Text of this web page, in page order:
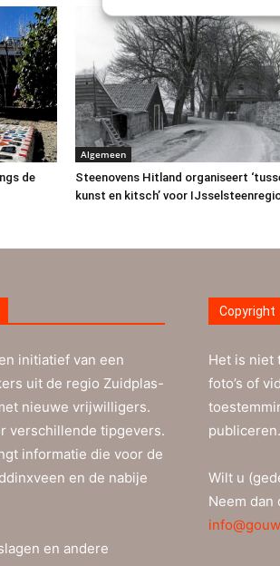
de
Algemeen
Steenovens Hitland organiseert
kunst en kitsch’ voor
initiatief van een
uit de regio Zuidplas-
nieuwe vrijwilligers.
verschillende tipgevers.
informatie die voor de
en de nabije
en andere
Copyright
Het is niet
foto’s of
publiceren.
Wilt u
Neem dan